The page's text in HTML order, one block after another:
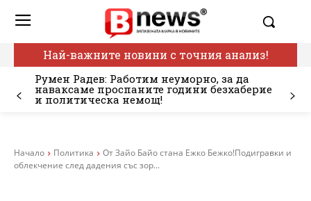
Най-важните новини с точния анализ!
Румен Радев: Работим неуморно, за да
наваксаме проспаните години безхаберие
и политическа немощ!
Начало Политика
От Зайо Байо стана Ежко Бежко!Подигравки и
облекчение след дадения със зор...